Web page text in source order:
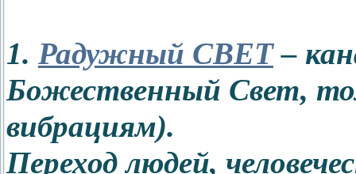
1. Радужный СВЕТ–
Божественный Свет,
вибрациям).
Переход людей,